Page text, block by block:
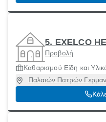
5. EXELCO
Προβολή
Καθαρισμού Είδη και
Παλαιών Πατρών